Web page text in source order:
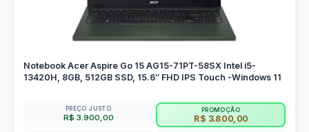
Notebook Acer Aspire Go 15 AG15-71PT-58SX Intel i5-
13420H, 8GB, 512GB SSD, 15.6″ FHD IPS Touch -Windows 11
PREÇO JUSTO
R$ 3.900,00
PROMOÇÃO
R$ 3.800,00